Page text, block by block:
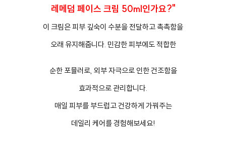
레메덤 페이스 크림 50ml인가요?"
이 크림은 피부 깊숙이 수분을 전달하고 촉촉함을
오래 유지해줍니다. 민감한 피부에도 적합한
순한 포뮬러로, 외부 자극으로 인한 건조함을
효과적으로 관리합니다.
매일 피부를 부드럽고 건강하게 가꿔주는
데일리 케어를 경험해보세요!